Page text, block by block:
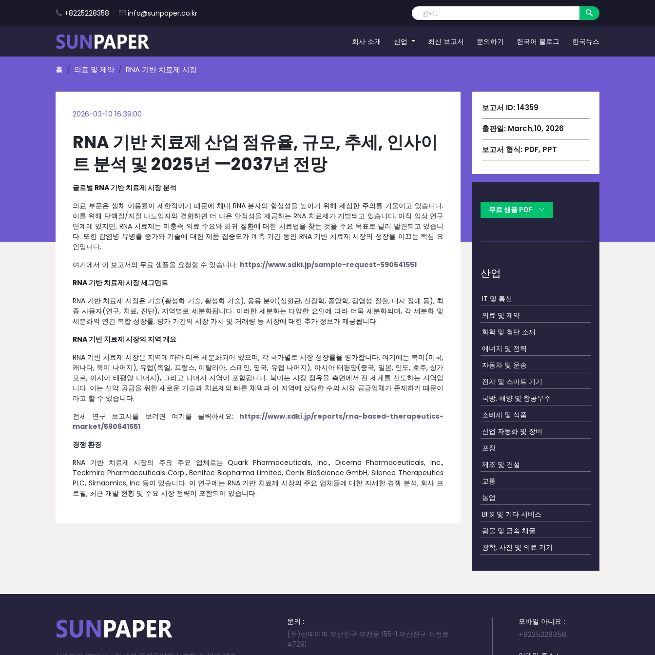
+8225228358 info@sunpaper.co.kr
회사 소개 산업 최신 보고서 문의하기 한국어 블로그 한국뉴스
홈 의료 및 제약 RNA 기반 치료제 시장
2026-03-10 16:39:00
RNA 기반 치료제 산업 점유율, 규모, 추세, 인사이
트 분석 및 2025년 ー2037년 전망
글로벌 RNA 기반 치료제 시장 분석
의료 부문은 생체 이용률이 제한적이기 때문에 체내 RNA 분자의 항상성을 높이기 위해 세심한 주의를 기울이고 있습니다.
이를 위해 단백질/지질 나노입자와 결합하면 더 나은 안정성을 제공하는 RNA 치료제가 개발되고 있습니다. 아직 임상 연구
단계에 있지만, RNA 치료제는 미충족 의료 수요와 희귀 질환에 대한 치료법을 찾는 것을 주요 목표로 널리 발견되고 있습니
다. 또한 감염병 유병률 증가와 기술에 대한 제품 집중도가 예측 기간 동안 RNA 기반 치료제 시장의 성장을 이끄는 핵심 요
인입니다.
여기에서 이 보고서의 무료 샘플을 요청할 수 있습니다: https://www.sdki.jp/sample-request-590641551
RNA 기반 치료제 시장 세그먼트
RNA 기반 치료제 시장은 기술(활성화 기술, 활성화 기술), 응용 분야(심혈관, 신장학, 종양학, 감염성 질환, 대사 장애 등), 최
종 사용자(연구, 치료, 진단), 지역별로 세분화됩니다. 이러한 세분화는 다양한 요인에 따라 더욱 세분화되며, 각 세분화 및
세분화의 연간 복합 성장률, 평가 기간의 시장 가치 및 거래량 등 시장에 대한 추가 정보가 제공됩니다.
RNA 기반 치료제 시장의 지역 개요
RNA 기반 치료제 시장은 지역에 따라 더욱 세분화되어 있으며, 각 국가별로 시장 성장률을 평가합니다. 여기에는 북미(미국,
캐나다, 북미 나머지), 유럽(독일, 프랑스, 이탈리아, 스페인, 영국, 유럽 나머지), 아시아 태평양(중국, 일본, 인도, 호주, 싱가
포르, 아시아 태평양 나머지), 그리고 나머지 지역이 포함됩니다. 북미는 시장 점유율 측면에서 전 세계를 선도하는 지역입
니다. 이는 신약 공급을 위한 새로운 기술과 치료제의 빠른 채택과 이 지역에 상당한 수의 시장 공급업체가 존재하기 때문이
라고 할 수 있습니다.
전체 연구 보고서를 보려면 여기를 클릭하세요: https://www.sdki.jp/reports/rna-based-therapeutics-
market/590641551
경쟁 환경
RNA 기반 치료제 시장의 주요 주요 업체로는 Quark Pharmaceuticals, Inc., Dicerna Pharmaceuticals, Inc.,
Teckmira Pharmaceuticals Corp., Benitec Biopharma Limited, Cenix BioScience GmbH, Silence Therapeutics
PLC, Sirnaomics, Inc 등이 있습니다. 이 연구에는 RNA 기반 치료제 시장의 주요 업체들에 대한 자세한 경쟁 분석, 회사 프
로필, 최근 개발 현황 및 주요 시장 전략이 포함되어 있습니다.
보고서 ID:14359
출판일: March,10, 2026
보고서 형식: PDF, PPT
무료 샘플 PDF
산업
IT 및 통신
의료 및 제약
화학 및 첨단 소재
에너지 및 전력
자동차 및 운송
전자 및 스마트 기기
국방, 해양 및 항공우주
소비재 및 식품
산업 자동화 및 장비
포장
제조 및 건설
교통
농업
BFSI 및 기타 서비스
광물 및 금속 채굴
광학, 사진 및 의료 기기
문의 :
(주)선페이퍼 부산진구 부전동 155-1 부산진구 서전로
47291
모바일 아니요 :
+8225228358